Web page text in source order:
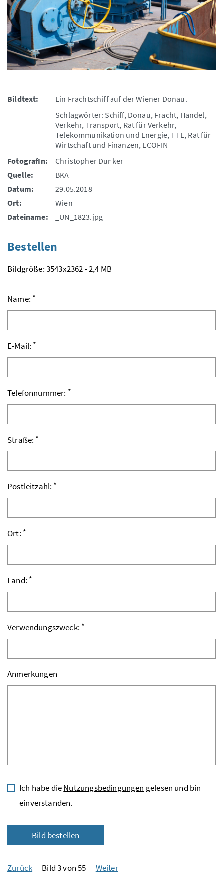
Bildtext:
Ein Frachtschiff auf der Wiener Donau.
Schlagwörter: Schiff, Donau, Fracht, Handel,
Verkehr, Transport, Rat für Verkehr,
Telekommunikation und Energie, TTE, Rat für
Wirtschaft und Finanzen, ECOFIN
FotografIn:
Christopher Dunker
Quelle:
BKA
Datum:
29.05.2018
Ort:
Wien
Dateiname:
_UN_1823.jpg
Bestellen
Bildgröße: 3543x2362 - 2,4 MB
Name: *
E-Mail: *
Telefonnummer: *
Straße: *
Postleitzahl: *
Ort: *
Land: *
Verwendungszweck: *
Anmerkungen
Ich habe dieNutzungsbedingungen gelesen und bin
einverstanden.
Bild bestellen
Zurück Bild 3 von 55 Weiter